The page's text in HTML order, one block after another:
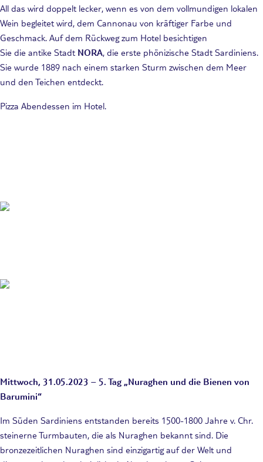
All das wird doppelt lecker, wenn es von dem vollmundigen lokalen
Wein begleitet wird, dem Cannonau von kräftiger Farbe und
Geschmack. Auf dem Rückweg zum Hotel besichtigen
Sie die antike Stadt NORA , die erste phönizische Stadt Sardiniens.
Sie wurde 1889 nach einem starken Sturm zwischen dem Meer
und den Teichen entdeckt.
Pizza Abendessen im Hotel.
Mittwoch, 31.05.2023 – 5. Tag „Nuraghen und die Bienen von
Barumini“
Im Süden Sardiniens entstanden bereits 1500-1800 Jahre v. Chr.
steinerne Turmbauten, die als Nuraghen bekannt sind. Die
bronzezeitlichen Nuraghen sind einzigartig auf der Welt und